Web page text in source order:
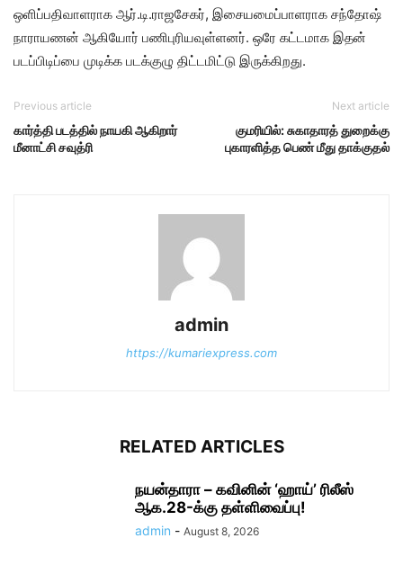
ஒளிப்பதிவாளராக ஆர்.டி.ராஜசேகர், இசையமைப்பாளராக சந்தோஷ்
நாராயணன் ஆகியோர் பணிபுரியவுள்ளனர். ஒரே கட்டமாக இதன்
படப்பிடிப்பை முடிக்க படக்குழு திட்டமிட்டு இருக்கிறது.
Previous article
கார்த்தி படத்தில் நாயகி ஆகிறார்
மீனாட்சி சவுத்ரி
Next article
குமரியில்: சுகாதாரத் துறைக்கு
புகாரளித்த பெண் மீது தாக்குதல்
admin
https://kumariexpress.com
RELATED ARTICLES
நயன்தாரா – கவினின் ‘ஹாய்’ ரிலீஸ்
ஆக.28-க்கு தள்ளிவைப்பு!
admin - August 8, 2026